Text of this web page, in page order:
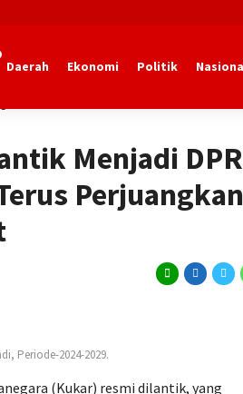
Daerah Ekonomi Politik
Menjadi
Perjuangkan
Periode-2024-2029.
(Kukar) resmi dilantik, yang